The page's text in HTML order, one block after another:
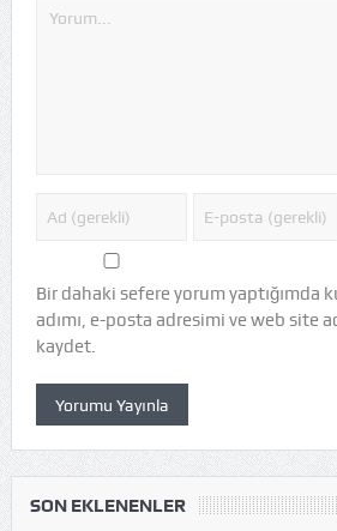
Bir dahaki sefere yorum yaptığımda
adımı, e-posta adresimi ve web site
kaydet.
SON EKLENENLER